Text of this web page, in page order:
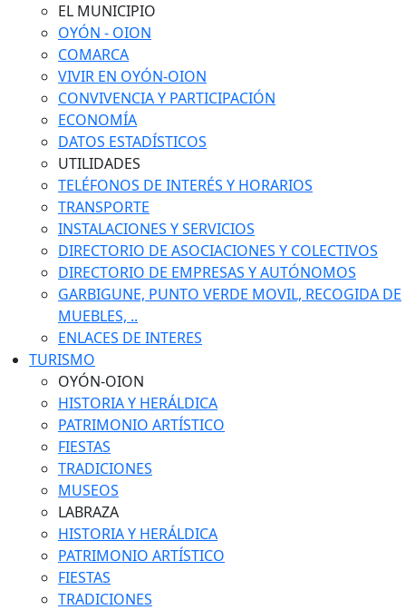
EL MUNICIPIO
OYÓN - OION
COMARCA
VIVIR EN OYÓN-OION
CONVIVENCIA Y PARTICIPACIÓN
ECONOMÍA
DATOS ESTADÍSTICOS
UTILIDADES
TELÉFONOS DE INTERÉS Y HORARIOS
TRANSPORTE
INSTALACIONES Y SERVICIOS
DIRECTORIO DE ASOCIACIONES Y COLECTIVOS
DIRECTORIO DE EMPRESAS Y AUTÓNOMOS
GARBIGUNE, PUNTO VERDE MOVIL, RECOGIDA DE
MUEBLES, ..
ENLACES DE INTERES
TURISMO
OYÓN-OION
HISTORIA Y HERÁLDICA
PATRIMONIO ARTÍSTICO
FIESTAS
TRADICIONES
MUSEOS
LABRAZA
HISTORIA Y HERÁLDICA
PATRIMONIO ARTÍSTICO
FIESTAS
TRADICIONES